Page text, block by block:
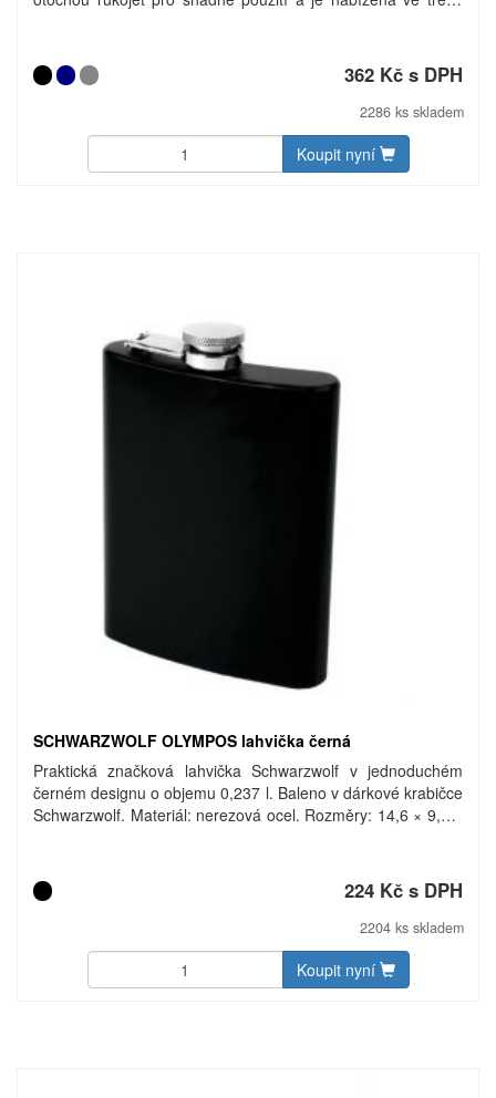
krabičce. Objem: 500 ml. Materiál: nerezová ocel.362 Kč s DPH
2286 ks skladem
Koupit nyní
SCHWARZWOLF OLYMPOS lahvička černá
Praktická značková lahvička Schwarzwolf v jednoduchém
černém designu o objemu 0,237 l. Baleno v dárkové krabičce
Schwarzwolf. Materiál: nerezová ocel. Rozměry: 14,6 × 9,5 ×
224 Kč s DPH
2204 ks skladem
Koupit nyní